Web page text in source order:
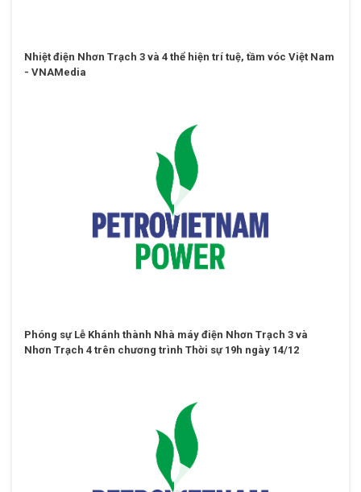
Nhiệt điện Nhơn Trạch 3 và 4 thể hiện trí tuệ, tầm vóc Việt Nam
- VNAMedia
Phóng sự Lễ Khánh thành Nhà máy điện Nhơn Trạch 3 và
Nhơn Trạch 4 trên chương trình Thời sự 19h ngày 14/12